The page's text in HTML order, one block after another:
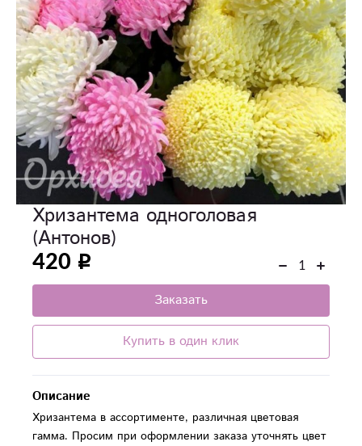
Хризантема одноголовая
(Антонов)
420
Заказать
Купить в один клик
Описание
Хризантема в ассортименте, различная цветовая
гамма. Просим при оформлении заказа уточнять цвет